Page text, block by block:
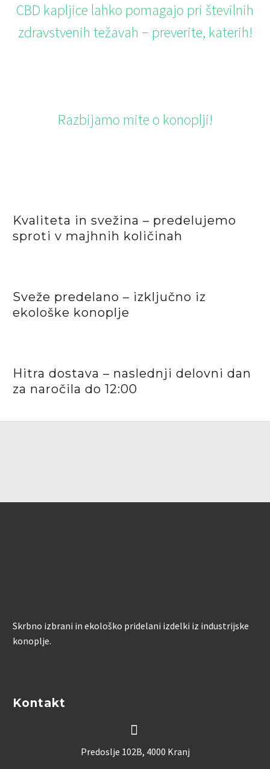
CBD kapljice lahko pomagajo pri številnih
zdravstvenih težavah − preverite, katerih!
Razbijamo mite o konoplji!
Kvaliteta in svežina – predelujemo
sproti v majhnih količinah
Sveže predelano – izključno iz
ekološke konoplje
Hitra dostava – naslednji delovni dan
za naročila do 12:00
Skrbno izbrani in ekološko pridelani izdelki iz industrijske
konoplje.
Kontakt


Predoslje 102B, 4000 Kranj